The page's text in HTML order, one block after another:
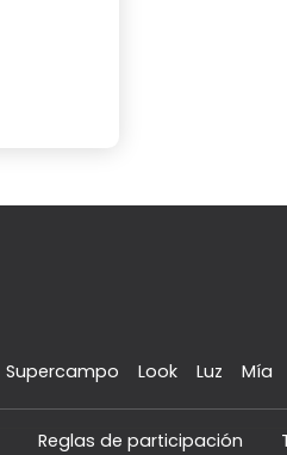
Supercampo Look Luz Mía
Reglas de participación